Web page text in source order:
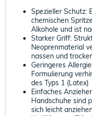
Spezieller Schutz:
chemischen
Alkohole und ist
Starker Griff:
Neoprenmaterial
nassen und
Geringeres
Formulierung
des Typs 1 (Latex)
Einfaches
Handschuhe sind
sich leicht